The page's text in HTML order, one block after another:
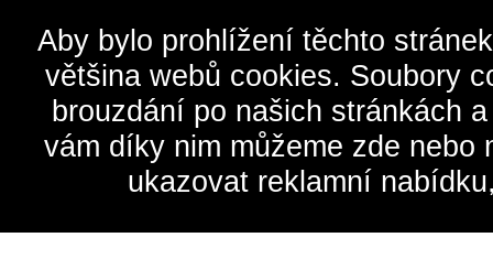
Aby bylo prohlížení těchto
většina webů cookies. Soubory
brouzdání po našich stránkách
vám díky nim můžeme zde
ukazovat reklamní